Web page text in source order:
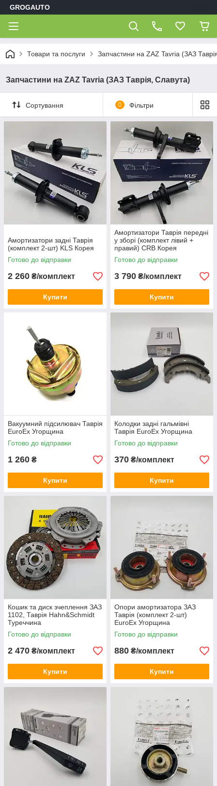
GROGAUTO
Товари та послуги Запчастини на ZAZ Tavria (ЗАЗ
Запчастини на ZAZ Tavria (ЗАЗ Таврія, Славута)
Сортування 0 Фільтри
Амортизатори задні Таврія
(комплект 2-шт) KLS Корея
Готово до відправки
2 260 ₴/комплект
Купити
Амортизатори Таврія передні
у зборі (комплект лівий +
правий) CRB Корея
Готово до відправки
3 790 ₴/комплект
Купити
Вакуумний підсилювач Таврія
EuroEx Угорщина
Готово до відправки
1 260 ₴
Купити
Колодки задні гальмівні
Таврія EuroEx Угорщина
Готово до відправки
370 ₴/комплект
Купити
Кошик та диск зчеплення ЗАЗ
1102, Таврія Hahn&Schmidt
Туреччина
Готово до відправки
2 470 ₴/комплект
Купити
Опори амортизатора ЗАЗ
Таврія (комплект 2-шт)
EuroEx Угорщина
Готово до відправки
880 ₴/комплект
Купити